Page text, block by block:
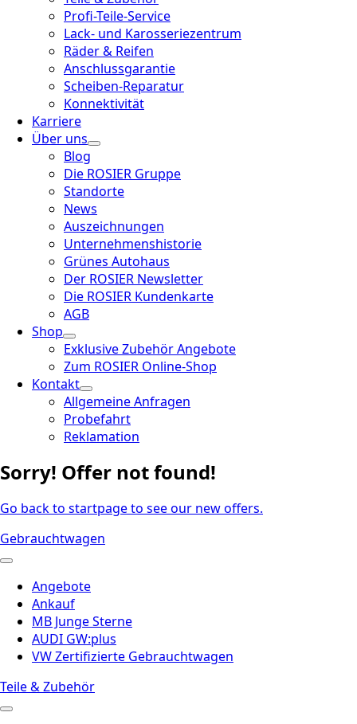
Profi-Teile-Service
Lack- und Karosseriezentrum
Räder & Reifen
Anschlussgarantie
Scheiben-Reparatur
Konnektivität
Karriere
Über uns
Blog
Die ROSIER Gruppe
Standorte
News
Auszeichnungen
Unternehmenshistorie
Grünes Autohaus
Der ROSIER Newsletter
Die ROSIER Kundenkarte
AGB
Shop
Exklusive Zubehör Angebote
Zum ROSIER Online-Shop
Kontakt
Allgemeine Anfragen
Probefahrt
Reklamation
Sorry! Offer not found!
Go back to startpage to see our new offers.
Gebrauchtwagen
Angebote
Ankauf
MB Junge Sterne
AUDI GW:plus
VW Zertifizierte Gebrauchtwagen
Teile & Zubehör